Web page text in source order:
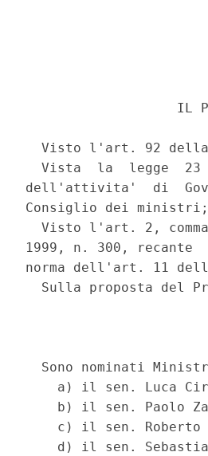
IL
Visto l'art. 92
Vista  la  legge  23
dell'attivita'  di
Consiglio dei
Visto l'art. 2,
1999, n. 300, recante
norma dell'art. 11
Sulla proposta del
Sono nominati
a) il sen. Luca
b) il sen. Paolo
c) il sen. Roberto
d) il sen.